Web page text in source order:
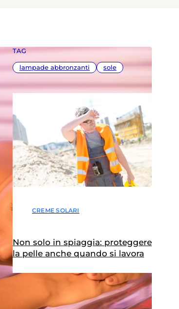
TAG
lampade abbronzanti sole
CREME SOLARI
Non solo in spiaggia: proteggere
la pelle anche quando si lavora